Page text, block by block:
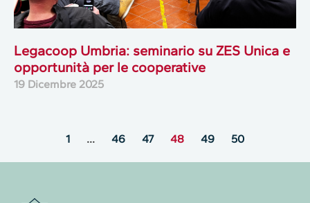
Legacoop Umbria: seminario su ZES Unica e
opportunità per le cooperative
19 Dicembre 2025
1 … 46 47 48 49 50